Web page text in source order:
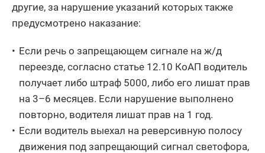
другие, за нарушение указаний которых также
предусмотрено наказание:
Если речь о запрещающем сигнале на ж/д
переезде, согласно статье 12.10 КоАП водитель
получает либо штраф 5000, либо его лишат прав
на 3–6 месяцев. Если нарушение выполнено
повторно, водителя лишат прав на 1 год.
Если водитель выехал на реверсивную полосу
движения под запрещающий сигнал светофора,